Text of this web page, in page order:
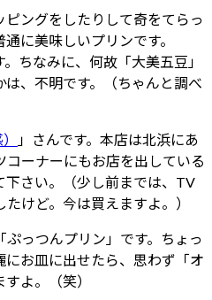
ングをしたりして奇をてらっ
に美味しいプリンです。
ちなみに、何故「大美五豆」
、不明です。（ちゃんと調べ
」さんです。本店は北浜にあ
コーナーにもお店を出している
下さい。（少し前までは、TV
けど。今は買えますよ。）
ぷっつんプリン」です。ちょっ
にお皿に出せたら、思わず「オ
よ。（笑）